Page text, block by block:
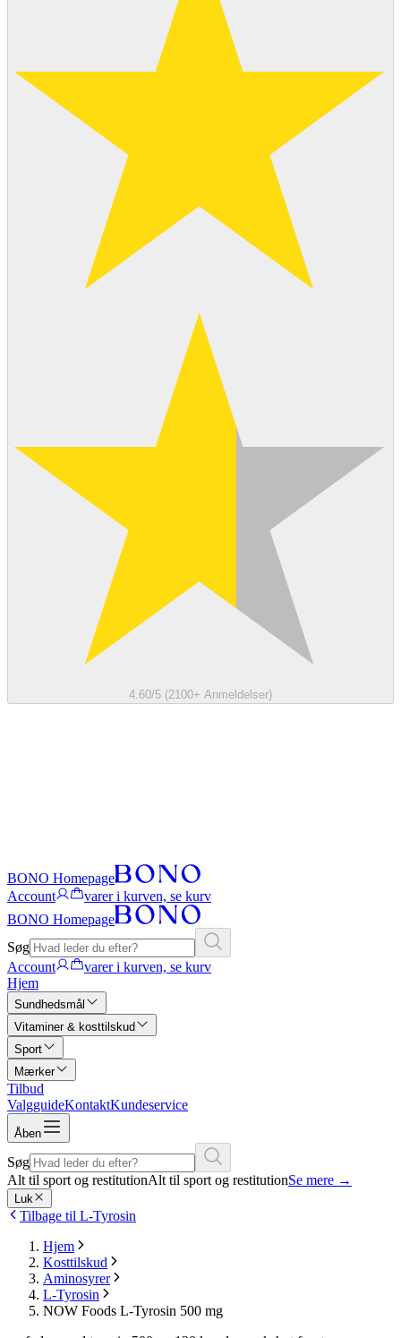
4.60/5 (2100+ Anmeldelser)
BONO Homepage
Account
varer i kurven, se kurv
BONO Homepage
Søg
Account
varer i kurven, se kurv
Hjem
Sundhedsmål
Vitaminer & kosttilskud
Sport
Mærker
Tilbud
ValgguideKontaktKundeservice
Åben
Søg
Alt til sport og restitutionAlt til sport og restitutionSe mere →
Luk
Tilbage til L-Tyrosin
Hjem
Kosttilskud
Aminosyrer
L-Tyrosin
NOW Foods L-Tyrosin 500 mg